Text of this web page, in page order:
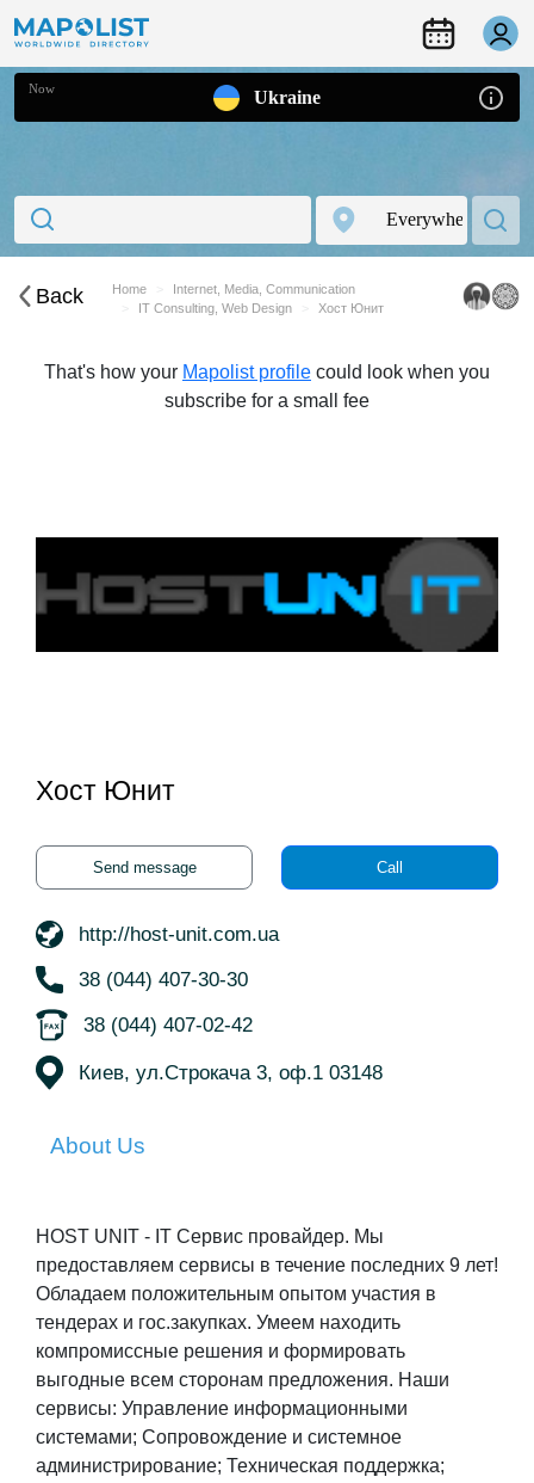
Now Ukraine
Back Home
Internet, Media, Communication
IT Consulting, Web Design
Хост Юнит
That's how your Mapolist profile could look when you
subscribe for a small fee
Хост Юнит
Send message Call
http://host-unit.com.ua
38 (044) 407-30-30
38 (044) 407-02-42
Киев, ул.Строкача 3, оф.1 03148
About Us
HOST UNIT - IТ Сервис провайдер. Мы
предоставляем сервисы в течение последних 9 лет!
Обладаем положительным опытом участия в
тендерах и гос.закупках. Умеем находить
компромиссные решения и формировать
выгодные всем сторонам предложения. Наши
сервисы: Управление информационными
системами; Сопровождение и системное
администрирование; Техническая поддержка;